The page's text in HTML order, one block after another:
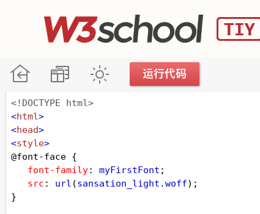
<!DOCTYPE html>
<html>
<head>
<style>
@font-face {
font-family: myFirstFont ;
src : url (sansation_light.woff);
}